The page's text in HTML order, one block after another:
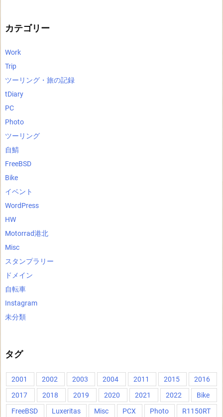
カテゴリー
Work
Trip
ツーリング・旅の記録
tDiary
PC
Photo
ツーリング
自鯖
FreeBSD
Bike
イベント
WordPress
HW
Motorrad港北
Misc
スタンプラリー
ドメイン
自転車
Instagram
未分類
タグ
2001 2002 2003 2004 2011 2015
2016
2017
2018 2019 2020 2021 2022
Bike
FreeBSD
Luxeritas Misc PCX Photo R1150RT